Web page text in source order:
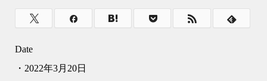
Date
・2022年3月20日